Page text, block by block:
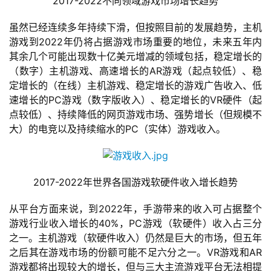
首
页
游
茶
原
业
界
手
虽然已经连续多年持续下滑，但按照目前的发展趋势，主机
游戏到2022年仍将占据游戏市场重要的地位，未来五年内
其余几个可能出现数十亿美元增减的领域包括，稳定增长的
（数字）主机游戏、高速增长的AR游戏（起点较低）、稳
定增长的（在线）主机游戏、稳定增长的游戏广告收入、低
速增长的PC游戏（数字版收入）、稳定增长的VR硬件（起
点较低）、持续降低的网页游戏市场、强势增长（但规模不
大）的电竞以及持续缩水的PC（实体）游戏收入。
2017-2022年世界各国游戏软硬件收入增长趋势
从平台方面来说，到2022年，手游带来的收入可占据整个
游戏行业收入增长的40%，PC游戏（软硬件）收入占三分
之一。主机游戏（软硬件收入）仍然是巨大的市场，但五年
之后其在游戏市场的份额可能不足六分之一。VR游戏和AR
游戏都将出现较大的增长，但与三大主流游戏平台无法相提